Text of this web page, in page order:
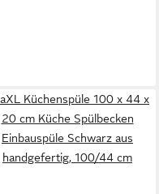
Küchenspüle 100 x 44 x
20 cm Küche Spülbecken
Einbauspüle Schwarz aus
handgefertig, 100/44 cm